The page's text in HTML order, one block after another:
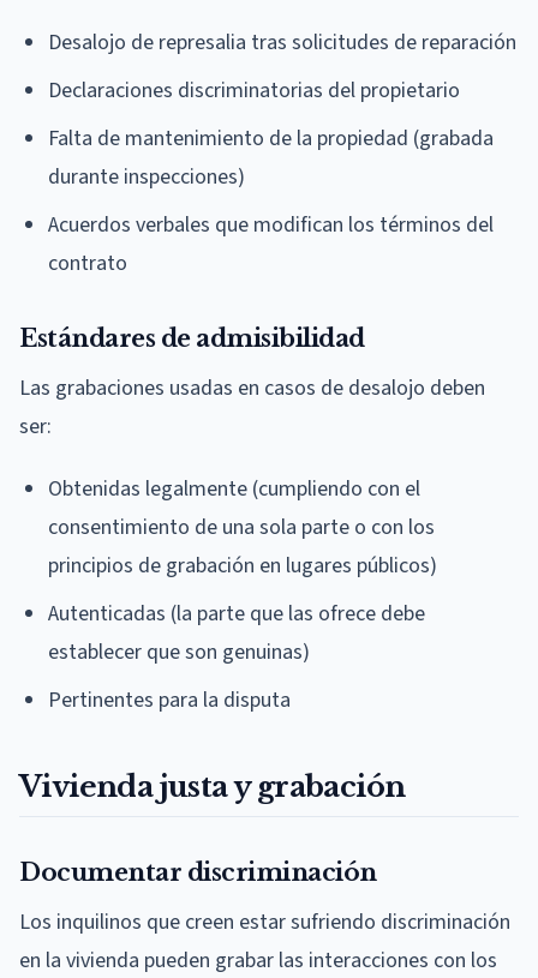
Desalojo de represalia tras solicitudes de reparación
Declaraciones discriminatorias del propietario
Falta de mantenimiento de la propiedad (grabada
durante inspecciones)
Acuerdos verbales que modifican los términos del
contrato
Estándares de admisibilidad
Las grabaciones usadas en casos de desalojo deben
ser:
Obtenidas legalmente (cumpliendo con el
consentimiento de una sola parte o con los
principios de grabación en lugares públicos)
Autenticadas (la parte que las ofrece debe
establecer que son genuinas)
Pertinentes para la disputa
Vivienda justa y grabación
Documentar discriminación
Los inquilinos que creen estar sufriendo discriminación
en la vivienda pueden grabar las interacciones con los